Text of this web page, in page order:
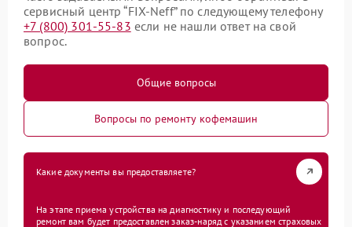
сервисный центр “FIX-Neff” по следующему телефону
+7 (800) 301-55-83 если не нашли ответ на свой
вопрос.
Общие вопросы
Вопросы по ремонту кофемашин
Какие документы вы предоставляете?
На этапе приема устройства на диагностику и последующий
ремонт вам будет предоставлен заказ-наряд с указанием страховых